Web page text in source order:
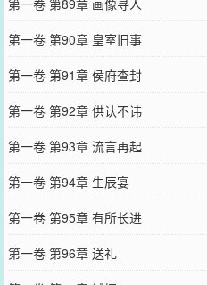
第一卷 第90章 皇室旧事
第一卷 第91章 侯府查封
第一卷 第92章 供认不讳
第一卷 第93章 流言再起
第一卷 第94章 生辰宴
第一卷 第95章 有所长进
第一卷 第96章 送礼